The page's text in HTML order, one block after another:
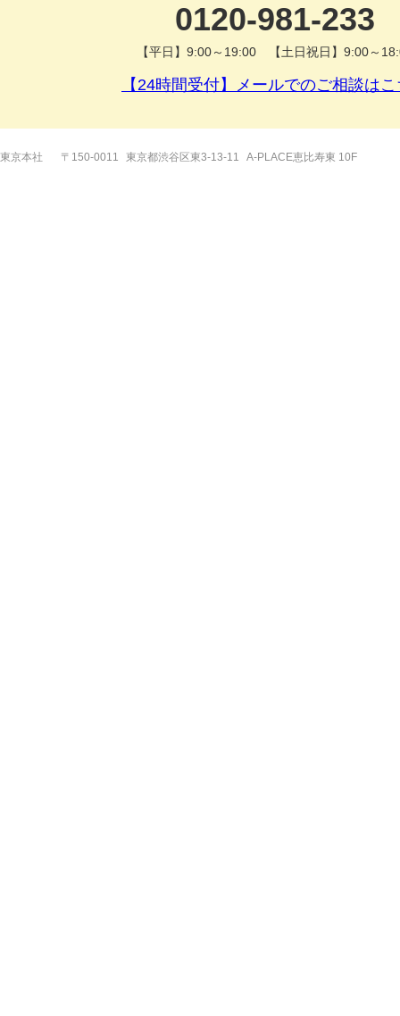
0120-981-233
【平日】9:00～19:00 【土日祝日】9:00～
【24時間受付】メールでのご相談は
東京本社 〒150-0011 東京都渋谷区東3-13-11 A-PLACE恵比寿東 10F